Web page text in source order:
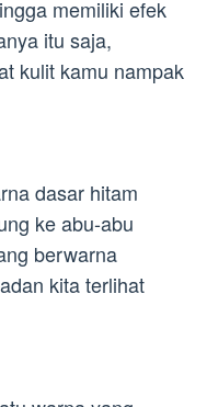
memiliki efek
itu saja,
kulit kamu nampak
dasar hitam
ke abu-abu
berwarna
kita terlihat